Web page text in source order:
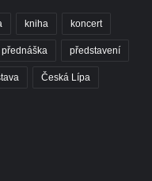
kniha koncert
přednáška představení
Česká Lípa